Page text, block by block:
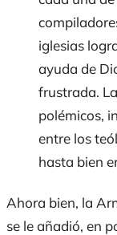
iglesias
ayuda de
frustrada.
polémicos,
entre los
hasta bien
Ahora bien, la
se le añadió, en